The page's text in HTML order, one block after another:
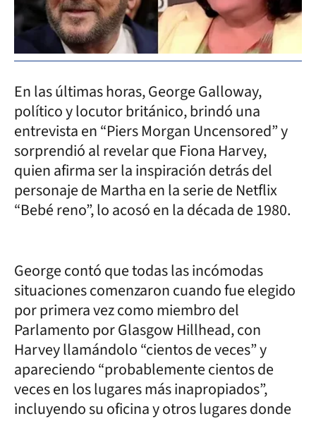
En las últimas horas, George Galloway,
político y locutor británico, brindó una
entrevista en “Piers Morgan Uncensored” y
sorprendió al revelar que Fiona Harvey,
quien afirma ser la inspiración detrás del
personaje de Martha en la serie de Netflix
“Bebé reno”, lo acosó en la década de 1980.
George contó que todas las incómodas
situaciones comenzaron cuando fue elegido
por primera vez como miembro del
Parlamento por Glasgow Hillhead, con
Harvey llamándolo “cientos de veces” y
apareciendo “probablemente cientos de
veces en los lugares más inapropiados”,
incluyendo su oficina y otros lugares donde